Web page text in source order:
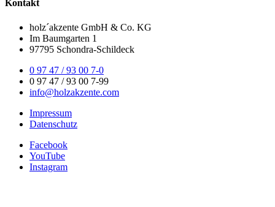
Kontakt
holz´akzente GmbH & Co. KG
Im Baumgarten 1
97795 Schondra-Schildeck
0 97 47 / 93 00 7-0
0 97 47 / 93 00 7-99
info@holzakzente.com
Impressum
Datenschutz
Facebook
YouTube
Instagram